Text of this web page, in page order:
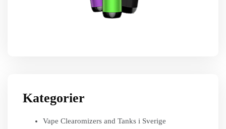
Kategorier
Vape Clearomizers and Tanks i Sverige